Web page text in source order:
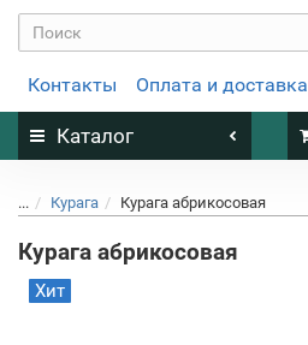
Контакты Оплата и доставка
Каталог
... Курага Курага абрикосовая
Курага абрикосовая
Хит